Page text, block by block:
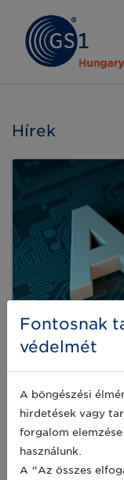
Hírek
az EU-ban
2024 júliusától
intelligencia
2024/1689/
mesterséges
világon. A
2025-06-12
Fontosnak
védelmét
A böngészési
hirdetések vagy
forgalom
használunk.
A "Az összes